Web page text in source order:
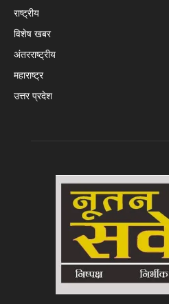
राष्ट्रीय
विशेष खबर
अंतरराष्ट्रीय
महाराष्ट्र
उत्तर प्रदेश